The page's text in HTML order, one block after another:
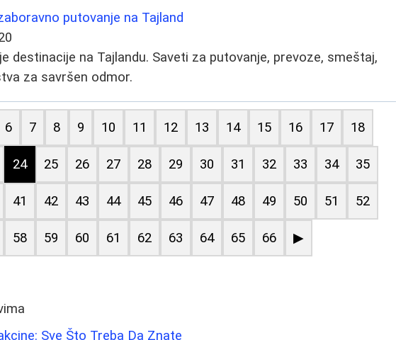
putovanje na Tajland
destinacije na Tajlandu. Saveti za putovanje, prevoze, smeštaj,
za savršen odmor.
6 7 8 9 10 11 12 13 14 15 16 17 18
24 25 26 27 28 29 30 31 32 33 34 35
41 42 43 44 45 46 47 48 49 50 51 52
58 59 60 61 62 63 64 65 66 ▶
Sve Što Treba Da Znate